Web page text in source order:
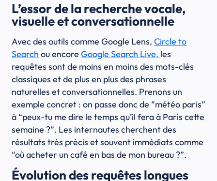
L’essor de la recherche vocale,
visuelle et conversationnelle
Avec des outils comme Google Lens, Circle to
Search ou encore Google Search Live, les
requêtes sont de moins en moins des mots-clés
classiques et de plus en plus des phrases
naturelles et conversationnelles. Prenons un
exemple concret : on passe donc de “météo paris”
à “peux-tu me dire le temps qu’il fera à Paris cette
semaine ?”. Les internautes cherchent des
résultats très précis et souvent immédiats comme
“où acheter un café en bas de mon bureau ?”.
Évolution des requêtes longues